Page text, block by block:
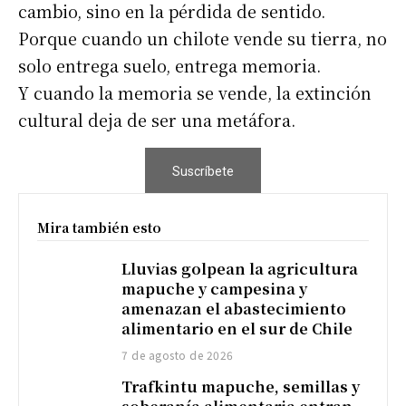
cambio, sino en la pérdida de sentido.
Porque cuando un chilote vende su tierra, no
solo entrega suelo, entrega memoria.
Y cuando la memoria se vende, la extinción
cultural deja de ser una metáfora.
Suscríbete
Mira también esto
Lluvias golpean la agricultura
mapuche y campesina y
amenazan el abastecimiento
alimentario en el sur de Chile
7 de agosto de 2026
Trafkintu mapuche, semillas y